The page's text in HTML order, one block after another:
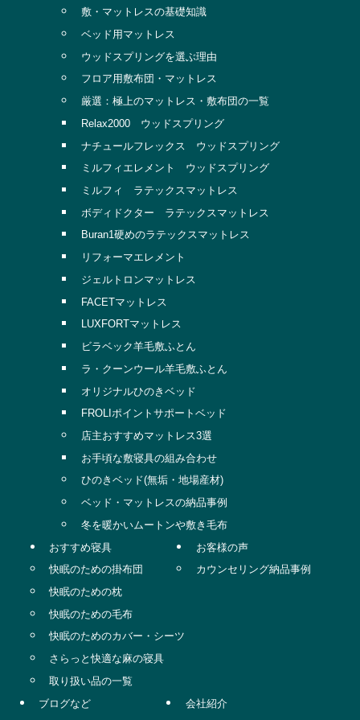
敷・マットレスの基礎知識
ベッド用マットレス
ウッドスプリングを選ぶ理由
フロア用敷布団・マットレス
厳選：極上のマットレス・敷布団の一覧
Relax2000 ウッドスプリング
ナチュールフレックス ウッドスプリング
ミルフィエレメント ウッドスプリング
ミルフィ ラテックスマットレス
ボディドクター ラテックスマットレス
Buran1硬めのラテックスマットレス
リフォーマエレメント
ジェルトロンマットレス
FACETマットレス
LUXFORTマットレス
ビラベック羊毛敷ふとん
ラ・クーンウール羊毛敷ふとん
オリジナルひのきベッド
FROLIポイントサポートベッド
店主おすすめマットレス3選
お手頃な敷寝具の組み合わせ
ひのきベッド(無垢・地場産材)
ベッド・マットレスの納品事例
冬を暖かいムートンや敷き毛布
おすすめ寝具
快眠のための掛布団
快眠のための枕
快眠のための毛布
快眠のためのカバー・シーツ
さらっと快適な麻の寝具
取り扱い品の一覧
お客様の声
カウンセリング納品事例
ブログなど
会社紹介